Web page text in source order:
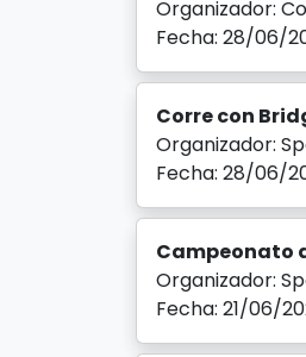
Organizador:
Fecha: 28/06/
Corre con
Organizador:
Fecha: 28/06/
Campeonato
Organizador:
Fecha: 21/06/